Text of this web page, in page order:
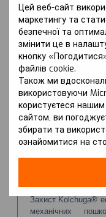
Цей веб-сайт
маркетингу та
безпечної та
змінити це в
кнопку
файлів cookie.
Також ми
використовуючи
користуєтеся
сайтом, ви
збирати та
ознайомитися на
(сталь+цинк)
Зона покриття:
Електродвигун
ПЕРЕВАГИ
НАДІЙНИЙ
Захист Kolchuga®
механічних